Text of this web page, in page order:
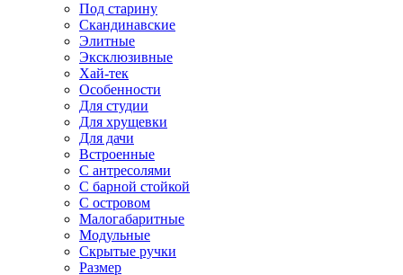
Под старину
Скандинавские
Элитные
Эксклюзивные
Хай-тек
Особенности
Для студии
Для хрущевки
Для дачи
Встроенные
С антресолями
С барной стойкой
С островом
Малогабаритные
Модульные
Скрытые ручки
Размер